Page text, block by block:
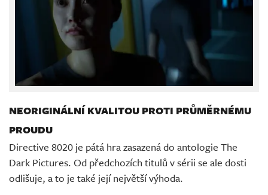
NEORIGINÁLNÍ KVALITOU PROTI PRŮMĚRNÉMU
PROUDU
Directive 8020 je pátá hra zasazená do antologie The
Dark Pictures. Od předchozích titulů v sérii se ale dosti
odlišuje, a to je také její největší výhoda.